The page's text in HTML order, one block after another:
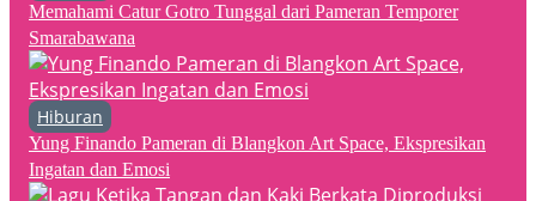
Memahami Catur Gotro Tunggal dari Pameran Temporer
Smarabawana
Hiburan
Yung Finando Pameran di Blangkon Art Space, Ekspresikan
Ingatan dan Emosi